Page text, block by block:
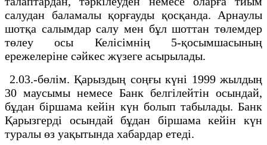
салудан баламалы қорғауды қосқанда. Арнаулы
шотқа салымдар салу мен бұл шоттан төлемдер
төлеу осы Келiсiмнiң 5-қосымшасының
ережелерiне сәйкес жүзеге асырылады.
2.03.-бөлiм. Қарыздың соңғы күнi 1999 жылдың
30 маусымы немесе Банк белгiлейтiн осындай,
бұдан бiршама кейiн күн болып табылады. Банк
Қарызгердi осындай бұдан бiршама кейiн күн
туралы өз уақытында хабардар етедi.